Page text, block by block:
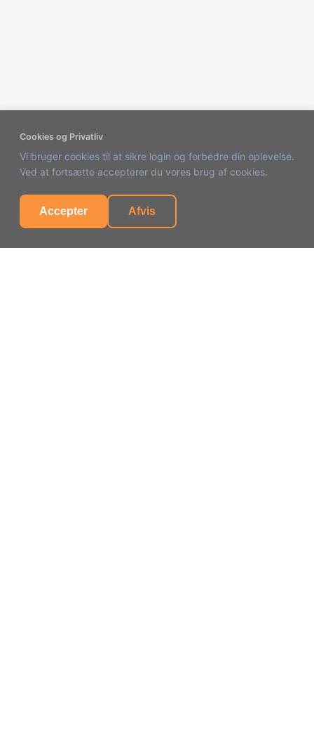
Cookies og Privatliv
Vi bruger cookies til at sikre login og forbedre din oplevelse.
Ved at fortsætte accepterer du vores brug af cookies.
Accepter Afvis